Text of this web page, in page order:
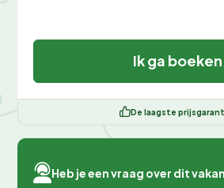
Ik ga boeken
De laagste
Heb je een vraag over dit